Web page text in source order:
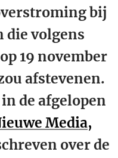
bij
die volgens
19 november
afstevenen.
de afgelopen
Media,
over de